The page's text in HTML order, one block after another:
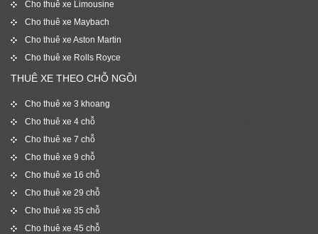
Cho thuê xe Limousine
Cho thuê xe Maybach
Cho thuê xe Aston Martin
Cho thuê xe Rolls Royce
THUÊ XE THEO CHỖ NGỒI
Cho thuê xe 3 khoang
Cho thuê xe 4 chỗ
Cho thuê xe 7 chỗ
Cho thuê xe 9 chỗ
Cho thuê xe 16 chỗ
Cho thuê xe 29 chỗ
Cho thuê xe 35 chỗ
Cho thuê xe 45 chỗ